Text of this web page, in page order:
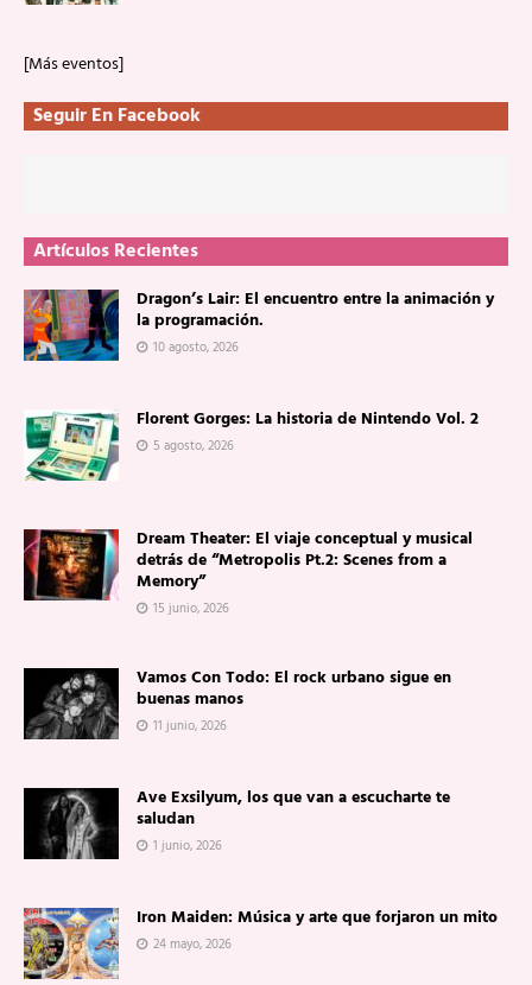
[Más eventos]
Seguir En Facebook
Artículos Recientes
Dragon’s Lair: El encuentro entre la animación y
la programación.
10 agosto, 2026
Florent Gorges: La historia de Nintendo Vol. 2
5 agosto, 2026
Dream Theater: El viaje conceptual y musical
detrás de “Metropolis Pt.2: Scenes from a
Memory”
15 junio, 2026
Vamos Con Todo: El rock urbano sigue en
buenas manos
11 junio, 2026
Ave Exsilyum, los que van a escucharte te
saludan
1 junio, 2026
Iron Maiden: Música y arte que forjaron un mito
24 mayo, 2026